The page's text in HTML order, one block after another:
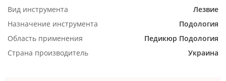
Вид инструмента
Лезвие
Назначение инструмента
Подология
Область применения
Педикюр Подология
Страна производитель
Украина